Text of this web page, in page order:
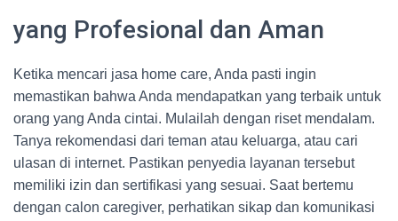
yang Profesional dan Aman
Ketika mencari jasa home care, Anda pasti ingin
memastikan bahwa Anda mendapatkan yang terbaik untuk
orang yang Anda cintai. Mulailah dengan riset mendalam.
Tanya rekomendasi dari teman atau keluarga, atau cari
ulasan di internet. Pastikan penyedia layanan tersebut
memiliki izin dan sertifikasi yang sesuai. Saat bertemu
dengan calon caregiver, perhatikan sikap dan komunikasi